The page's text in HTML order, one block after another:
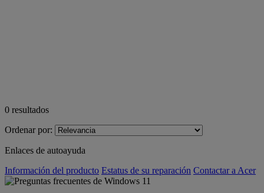
0 resultados
Ordenar por:
Enlaces de autoayuda
Información del producto Estatus de su reparación Contactar a Acer